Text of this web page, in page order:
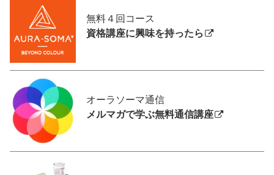
無料４回コース
資格講座に興味を持ったら
オーラソーマ通信
メルマガで学ぶ無料通信講座